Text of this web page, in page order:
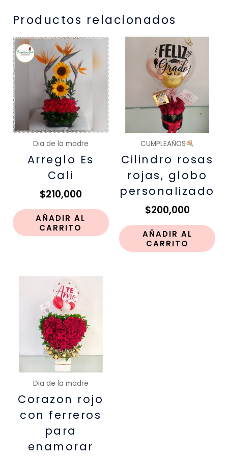
Productos relacionados
Dia de la madre
Arreglo Es
Cali
$210,000
AÑADIR AL
CARRITO
CUMPLEAÑOS
Cilindro rosas
rojas, globo
personalizado
$200,000
AÑADIR AL
CARRITO
Dia de la madre
Corazon rojo
con ferreros
para
enamorar